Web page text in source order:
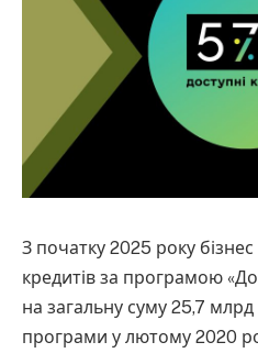
З початку 2025 року
кредитів за програмою
на загальну суму 25,7 млрд
програми у лютому 2020